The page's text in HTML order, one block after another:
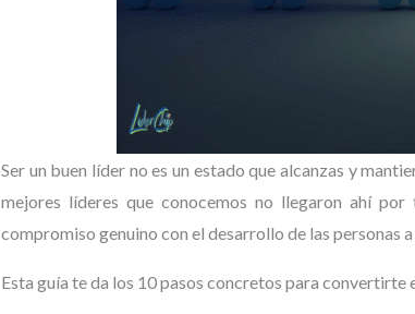
Ser un buen líder no es un estado que alcanzas y
mejores líderes que conocemos no llegaron ahí
compromiso genuino con el desarrollo de las personas
Esta guía te da los 10 pasos concretos para